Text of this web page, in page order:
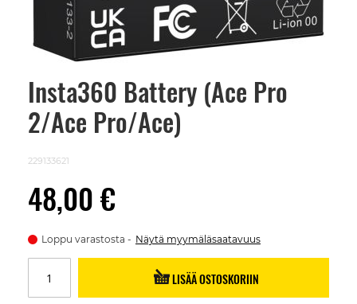
Insta360 Battery (Ace Pro
2/Ace Pro/Ace)
229133621
48,00 €
Loppu varastosta Näytä myymäläsaatavuus
LISÄÄ OSTOSKORIIN
Skip
beginning
images